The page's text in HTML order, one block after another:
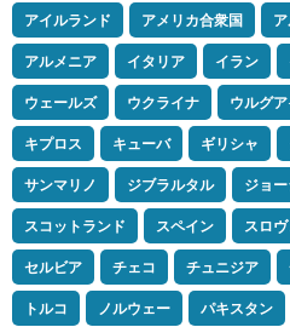
アイルランド アメリカ合衆国
アルメニア
イタリア イラン
ウェールズ
ウクライナ ウルグ
キプロス
キューバ ギリシャ
サンマリノ
ジブラルタル ジョ
スコットランド
スペイン スロ
セルビア
チェコ チュニジア
トルコ
ノルウェー パキスタン